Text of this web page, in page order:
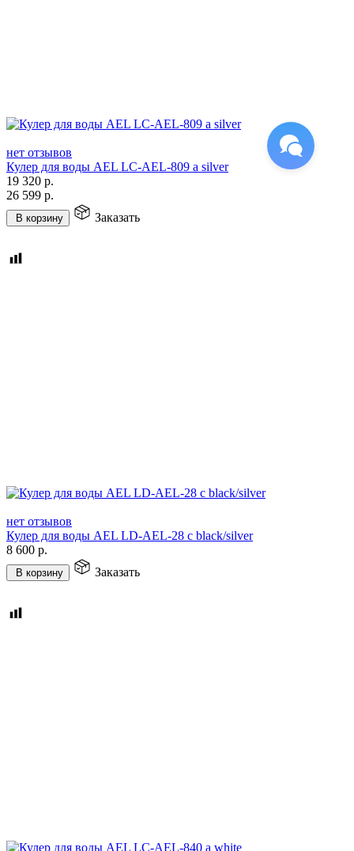
нет отзывов
Кулер для воды AEL LC-AEL-809 a silver
19 320 р.
26 599 р.
В корзину Заказать
нет отзывов
Кулер для воды AEL LD-AEL-28 c black/silver
8 600 р.
В корзину Заказать